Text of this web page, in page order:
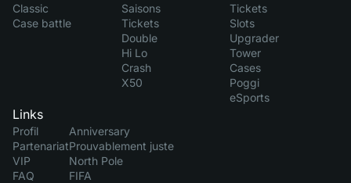
Classic
Case battle
Saisons
Tickets
Double
Hi Lo
Crash
X50
Tickets
Slots
Upgrader
Tower
Cases
Poggi
eSports
Links
Profil
Partenariat
VIP
FAQ
Anniversary
Prouvablement juste
North Pole
FIFA